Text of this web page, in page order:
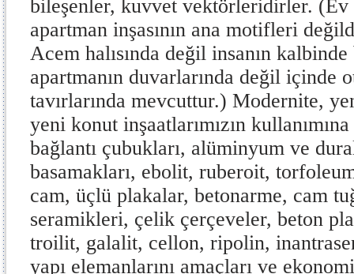
bileşenler, kuvvet vektörleridirler. (Ev
apartman inşasının ana motifleri
Acem halısında değil insanın
apartmanın duvarlarında değil içinde
tavırlarında mevcuttur.) Modernite,
yeni konut inşaatlarımızın
bağlantı çubukları, alüminyum ve
basamakları, ebolit, ruberoit,
cam, üçlü plakalar, betonarme, cam
seramikleri, çelik çerçeveler, beton
troilit, galalit, cellon, ripolin,
yapı elemanlarını amaçları ve